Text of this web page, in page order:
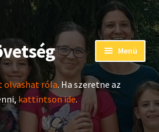
Menü
róla. Ha szeretne az
kattintson ide.